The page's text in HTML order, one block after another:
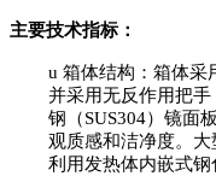
主要技术指标：
u 箱体结构：箱体采
并采用无反作用把
钢（SUS304）镜面
观质感和洁净度。
利用发热体内嵌式